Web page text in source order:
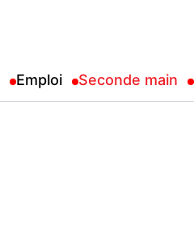
Emploi Seconde main